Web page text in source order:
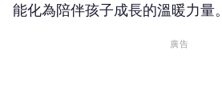
能化為陪伴孩子成長的溫暖力量。
廣告